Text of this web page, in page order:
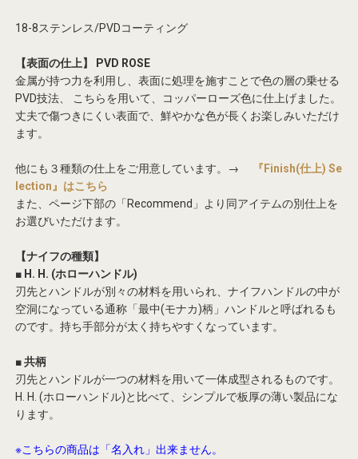
18-8ステンレス/PVDコーティング
【表面の仕上】 PVD ROSE
金属が持つ力を利用し、表面に処理を施すことで色の層の乗せる
PVD技法、
こちらを用いて、コッパーローズ色に仕上げました。
丈夫で傷つきにくい表面で、鮮やかな色が長くお楽しみいただけ
ます。
他にも３種類の仕上をご用意しています。→
『Finish(仕上) Se
lection』はこちら
また、ページ下部の「Recommend」より同アイテムの別仕上を
お選びいただけます。
【ナイフの種類】
■ H. H. (ホローハンドル)
刃先とハンドルが別々の材料を用いられ、ナイフハンドルの中が
空洞になっている通称「最中(モナカ)柄」ハンドルと呼ばれるも
のです。持ち手部分が太く持ちやすくなっています。
■ 共柄
刃先とハンドルが一つの材料を用いて一体成型されるものです。
H. H. (ホローハンドル)と比べて、シンプルで板厚の薄い製品にな
ります。
※こちらの商品は「名入れ」出来ません。